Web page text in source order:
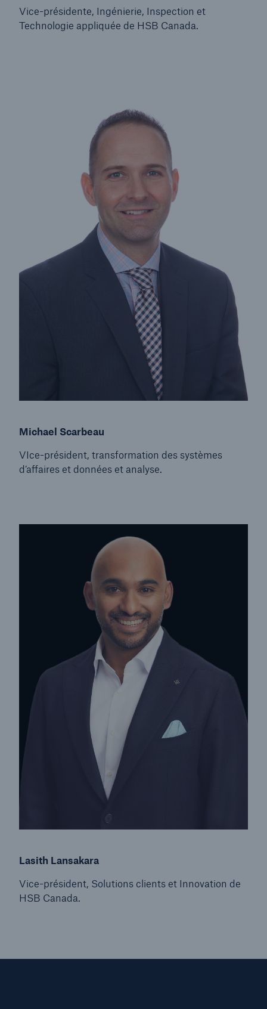
Vice-présidente, Ingénierie, Inspection et
Technologie appliquée de HSB Canada.
Michael Scarbeau
VIce-président, transformation des systèmes
d’affaires et données et analyse.
Lasith Lansakara
Vice-président, Solutions clients et Innovation de
HSB Canada.